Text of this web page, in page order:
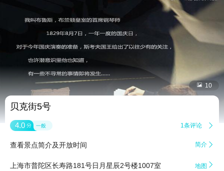
 10
贝克街5号
4.0 分 一般 1条评论 
查看景点简介及开放时间 简介 
上海市普陀区长寿路181号日月星辰2号楼1007室 地图 